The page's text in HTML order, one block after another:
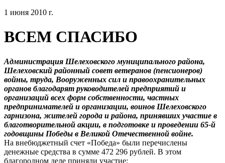
1 июня 2010 г.
ВСЕМ СПАСИБО
Администрация Шелеховского муниципального района,
Шелеховский районный совет ветеранов (пенсионеров)
войны, труда, Вооруженных сил и правоохранительных
органов благодарят руководителей предприятий и
организаций всех форм собственности, частных
предпринимателей и организации, воинов Шелеховского
гарнизона, жителей города и района, принявших участие в
благотворительной акции, в подготовке и проведении 65-й
годовщины Победы в Великой Отечественной войне.
На внебюджетный счет «Победа» были перечислены
денежные средства в сумме 472 296 рублей. В этом
благородном деле приняли участие: